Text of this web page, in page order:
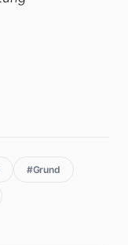
#Grund